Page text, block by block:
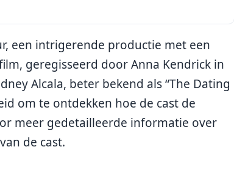
een intrigerende productie met een
geregisseerd door Anna Kendrick in
Alcala, beter bekend als “The Dating
om te ontdekken hoe de cast de
meer gedetailleerde informatie over
de cast.